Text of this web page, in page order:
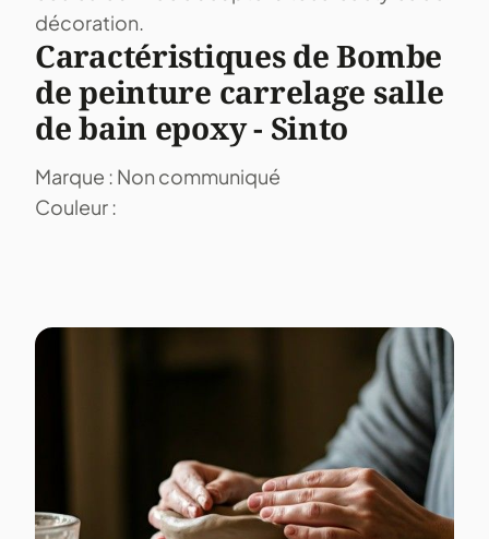
décoration.
Caractéristiques de Bombe
de peinture carrelage salle
de bain epoxy - Sinto
Marque : Non communiqué
Couleur :